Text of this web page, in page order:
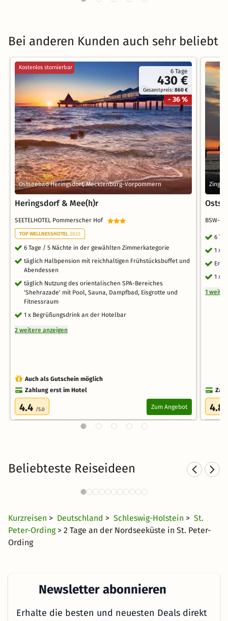
Bei anderen Kunden auch sehr beliebt
6 Tage
430 €
Gesamtpreis:860 €
- 36 %
Kostenlos stornierbar
Ostseebad Heringsdorf, Mecklenburg-Vorpommern
Heringsdorf & Mee(h)r
SEETELHOTEL Pommerscher Hof
TOP WELLNESSHOTEL 2023
6 Tage / 5 Nächte in der gewählten Zimmerkategorie
täglich Halbpension mit reichhaltigen Frühstücksbuffet und
Abendessen
täglich Nutzung des orientalischen SPA-Bereiches
'Shehrazade' mit Pool, Sauna, Dampfbad, Eisgrotte und
Fitnessraum
1 x Begrüßungsdrink an der Hotelbar
2 weitere anzeigen
Auch als Gutschein möglich
Zahlung erst im Hotel
4.4 /5.0 Zum Angebot
BSW-
6
1 x
1 x
1
4.8
Beliebteste Reiseideen
Hotel am See in
Kurzreisen > Deutschland > Schleswig-Holstein > St.
Peter-Ording > 2 Tage an der Nordseeküste in St. Peter-
Ording
Newsletter abonnieren
Erhalte die besten und neuesten Deals direkt